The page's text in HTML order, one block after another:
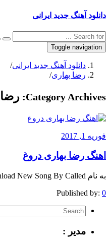
دانلود آهنگ جدید ایرانی
Toggle navigation
دانلود آهنگ جدید ایرانی/
رضا بهاری/
Category Archives:
فوریه 1, 2017
اهنگ رضا بهاری دروغ
به نام Download New Song By Called نوشته اولین بار در پدیدار شد.
Published by: 0
مدیر :